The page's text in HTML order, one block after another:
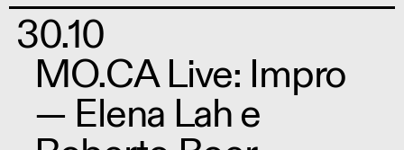
30.10
MO.CA Live: Impro
— Elena Lah e